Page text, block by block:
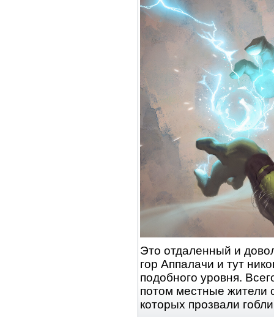
Это отдаленный и
гор Аппалачи и тут
подобного уровня.
потом местные жители
которых прозвали